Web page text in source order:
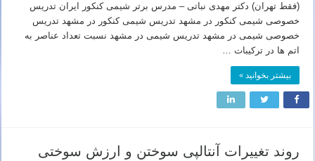
(فقط تهران) دکتر مهدی نباتی – مدرس برتر شیمی کنکور ایران تدریس
خصوصی شیمی کنکور در مشهد تدریس شیمی کنکور در مشهد تدریس
خصوصی شیمی در مشهد تدریس شیمی در مشهد نسبت تعداد عناصر به
اتم ها در ترکیبات …
بیشتر بخوانید »
روند تغییرات آنتالپی سوختن و ارزش سوختی